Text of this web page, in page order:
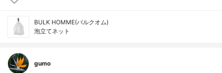
BULK HOMME(バルクオム)
泡立てネット
gumo